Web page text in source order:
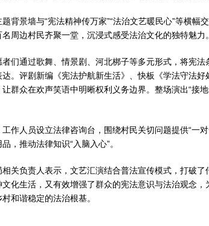
景墙与“宪法精神传万家”“法治文艺暖民心”等横幅
周边村民齐聚一堂，沉浸式感受法治文化的独特魅力。
通过歌舞、情景剧、河北梆子等多元形式，将宪法
。评剧新编《宪法护航新生活》、快板《学法守法好
群众在欢声笑语中明晰权利义务边界。整场演出“接地
人员设立法律咨询台，围绕村民关切问题提供“一对
，推动法律知识“入脑入心”。
负责人表示，文艺汇演结合普法宣传模式，打破了
化生活，又有效增强了群众的宪法意识与法治观念，
和谐稳定的法治根基。